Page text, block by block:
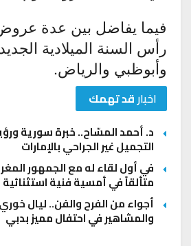
فيما يفاضل بين عدة عروض
رأس السنة الميلادية
وأبوظبي والرياض.
اخبارقد تهمك
د. أحمد المسّاح.. خبرة سورية
التجميل غير الجراحي بالإمارات
في أول لقاء له مع الجمهور
متألقاً في أمسية فنية استثنائية
أجواء من الفرح والفن.. ليال
والمشاهير في احتفال مميز بدبي